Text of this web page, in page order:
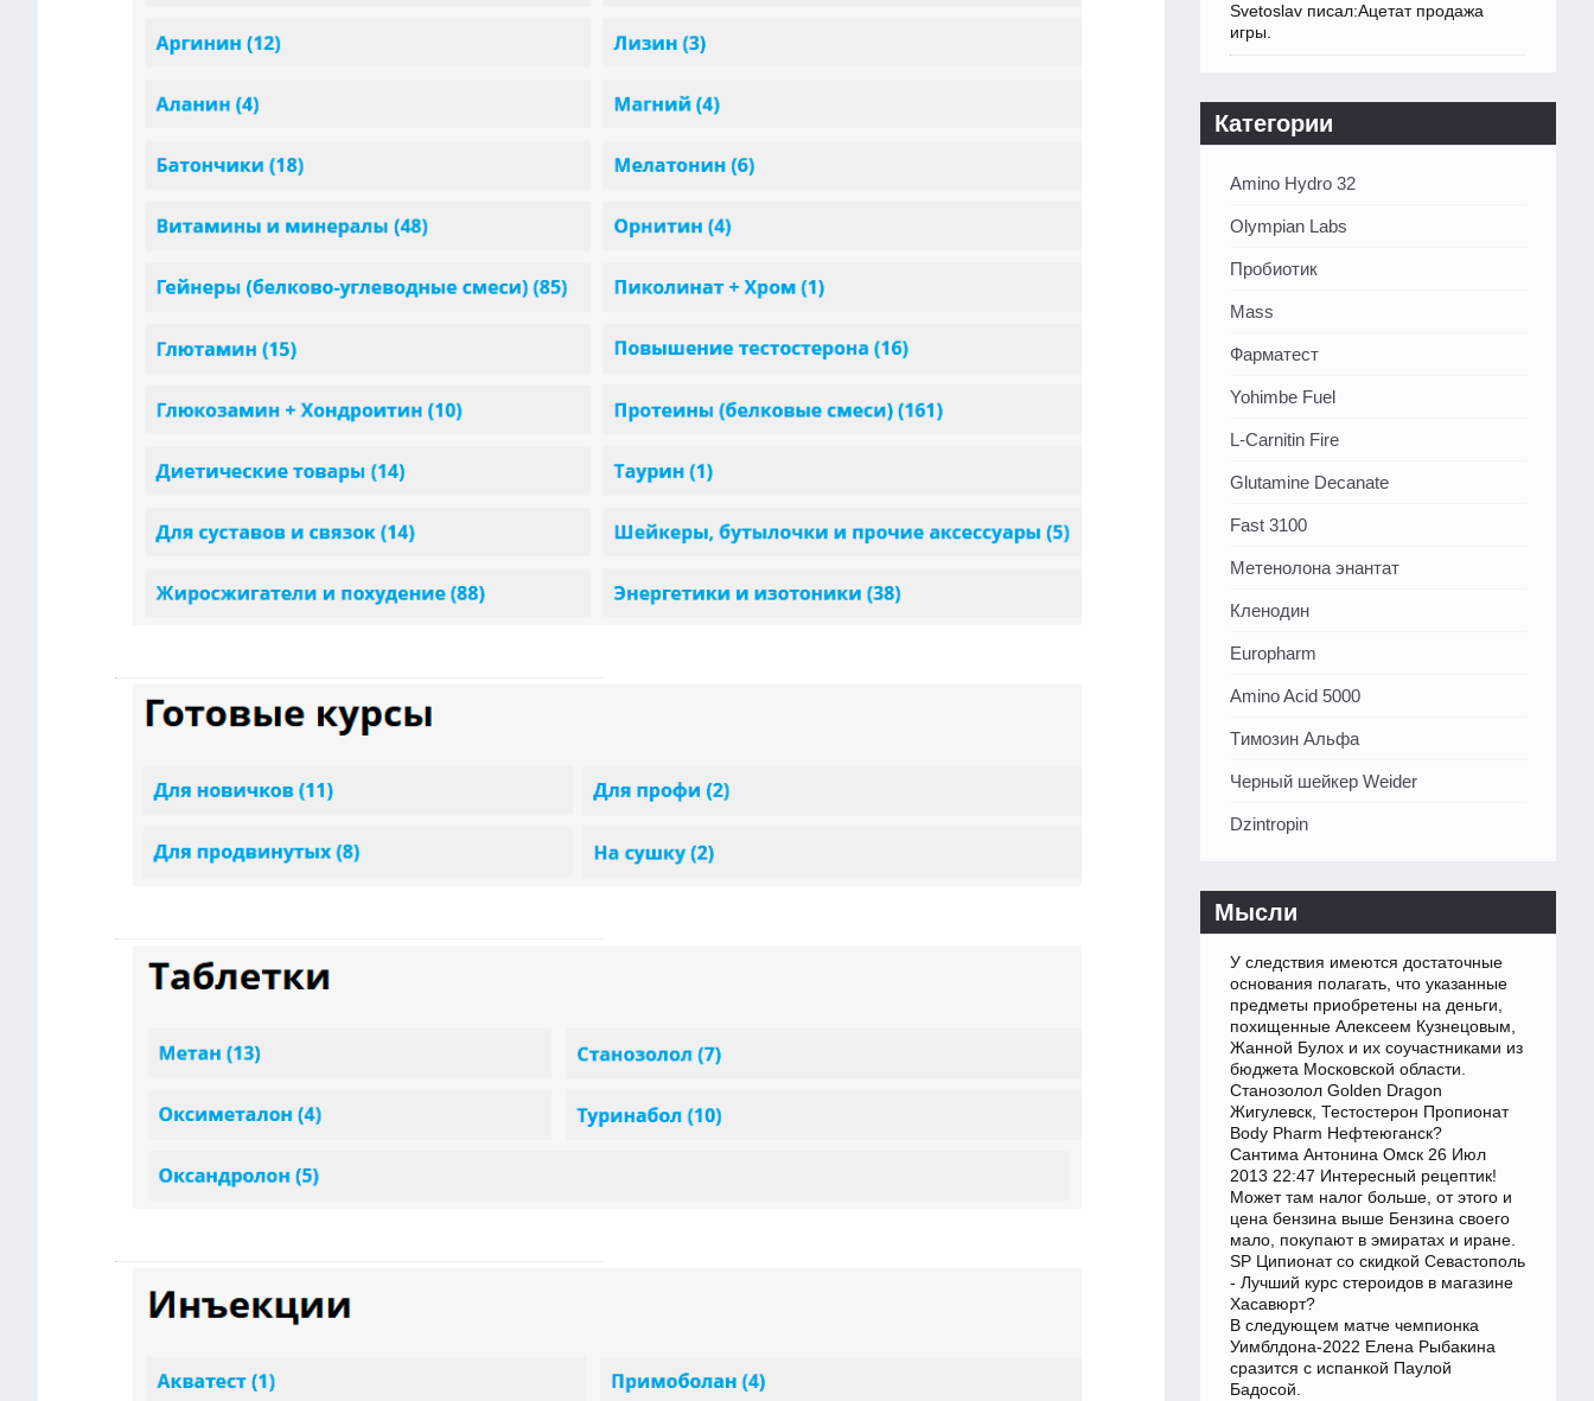
Svetoslav писал:Ацетат продажа
игры.
Категории
Amino Hydro 32
Olympian Labs
Пробиотик
Mass
Фарматест
Yohimbe Fuel
L-Carnitin Fire
Glutamine Decanate
Fast 3100
Метенолона энантат
Кленодин
Europharm
Amino Acid 5000
Tимозин Альфа
Черный шейкер Weider
Dzintropin
Мысли
У следствия имеются достаточные
основания полагать, что указанные
предметы приобретены на деньги,
похищенные Алексеем Кузнецовым,
Жанной Булох и их соучастниками из
бюджета Московской области.
Cтанозолол Golden Dragon
Жигулевск, Тестостерон Пропионат
Body Pharm Нефтеюганск?
Сантима Антонина Омск 26 Июл
2013 22:47 Интересный рецептик!
Может там налог больше, от этого и
цена бензина выше Бензина своего
мало, покупают в эмиратах и иране.
SP Ципионат со скидкой Севастополь
- Лучший курс стероидов в магазине
Хасавюрт?
В следующем матче чемпионка
Уимблдона-2022 Елена Рыбакина
сразится с испанкой Паулой
Бадосой.